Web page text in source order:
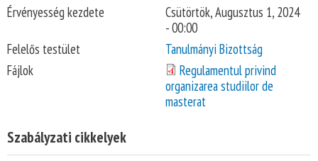
Érvényesség kezdete
Csütörtök, Augusztus 1, 2024
- 00:00
Felelős testület
Tanulmányi Bizottság
Fájlok
Regulamentul privind
organizarea studiilor de
masterat
Szabályzati cikkelyek